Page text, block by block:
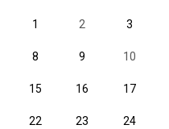
1 2 3
8 9 10
15 16 17
22 23 24